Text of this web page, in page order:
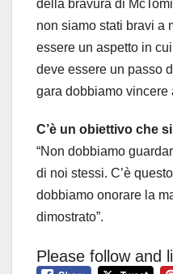
della bravura di
non siamo stati bravi a
essere un aspetto in
deve essere un passo
gara dobbiamo vincere
C’è un obiettivo che
“Non dobbiamo
di noi stessi. C’è
dobbiamo onorare la
dimostrato”.
Please follow and